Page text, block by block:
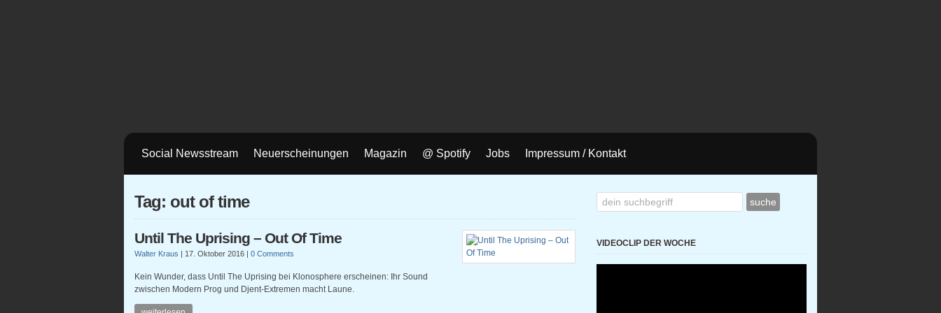
Social Newsstream Neuerscheinungen Magazin @ Spotify Jobs Impressum / Kontakt
Tag: out of time
Until The Uprising – Out Of Time
Walter Kraus | 17. Oktober 2016 | 0 Comments
Kein Wunder, dass Until The Uprising bei Klonosphere erscheinen: Ihr Sound
zwischen Modern Prog und Djent-Extremen macht Laune.
VIDEOCLIP DER WOCHE